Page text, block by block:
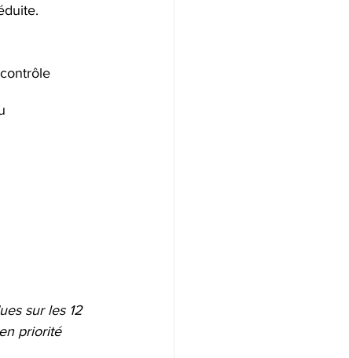
sur les 12
priorité